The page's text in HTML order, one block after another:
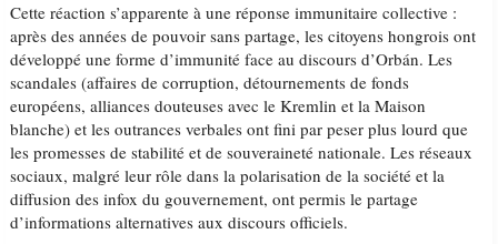
Cette réaction s’apparente à une réponse immunitaire collective :
après des années de pouvoir sans partage, les citoyens hongrois ont
développé une forme d’immunité face au discours d’Orbán. Les
scandales (affaires de corruption, détournements de fonds
européens, alliances douteuses avec le Kremlin et la Maison
blanche) et les outrances verbales ont fini par peser plus lourd que
les promesses de stabilité et de souveraineté nationale. Les réseaux
sociaux, malgré leur rôle dans la polarisation de la société et la
diffusion des infox du gouvernement, ont permis le partage
d’informations alternatives aux discours officiels.